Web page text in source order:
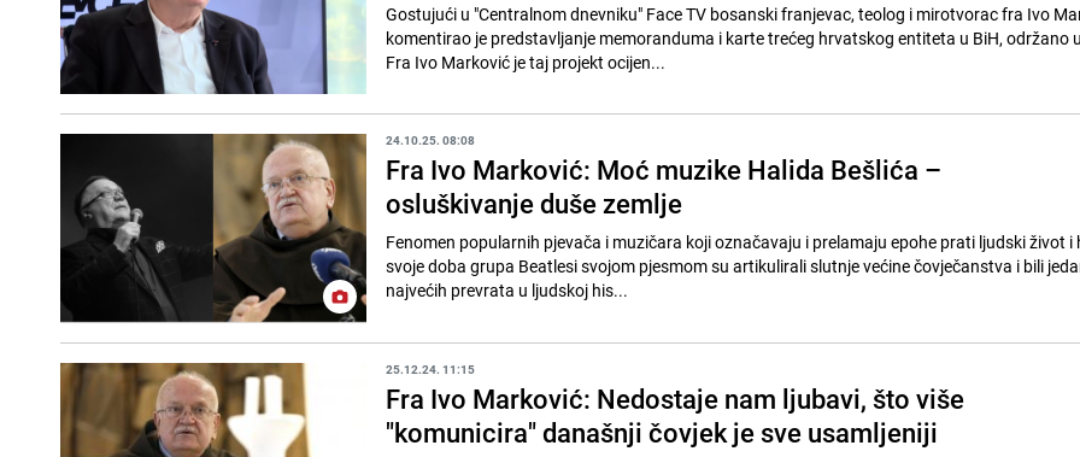
Gostujući u "Centralnom dnevniku" Face TV bosanski franjevac, teolog i mirotvorac fra Ivo
komentirao je predstavljanje memoranduma i karte trećeg hrvatskog entiteta u BiH, održano
Fra Ivo Marković je taj projekt ocijen...
24.10.25. 08:08
Fra Ivo Marković: Moć muzike Halida Bešlića –
osluškivanje duše zemlje
Fenomen popularnih pjevača i muzičara koji označavaju i prelamaju epohe prati ljudski život i
svoje doba grupa Beatlesi svojom pjesmom su artikulirali slutnje većine čovječanstva i bili
najvećih prevrata u ljudskoj his...
25.12.24. 11:15
Fra Ivo Marković: Nedostaje nam ljubavi, što više
"komunicira" današnji čovjek je sve usamljeniji